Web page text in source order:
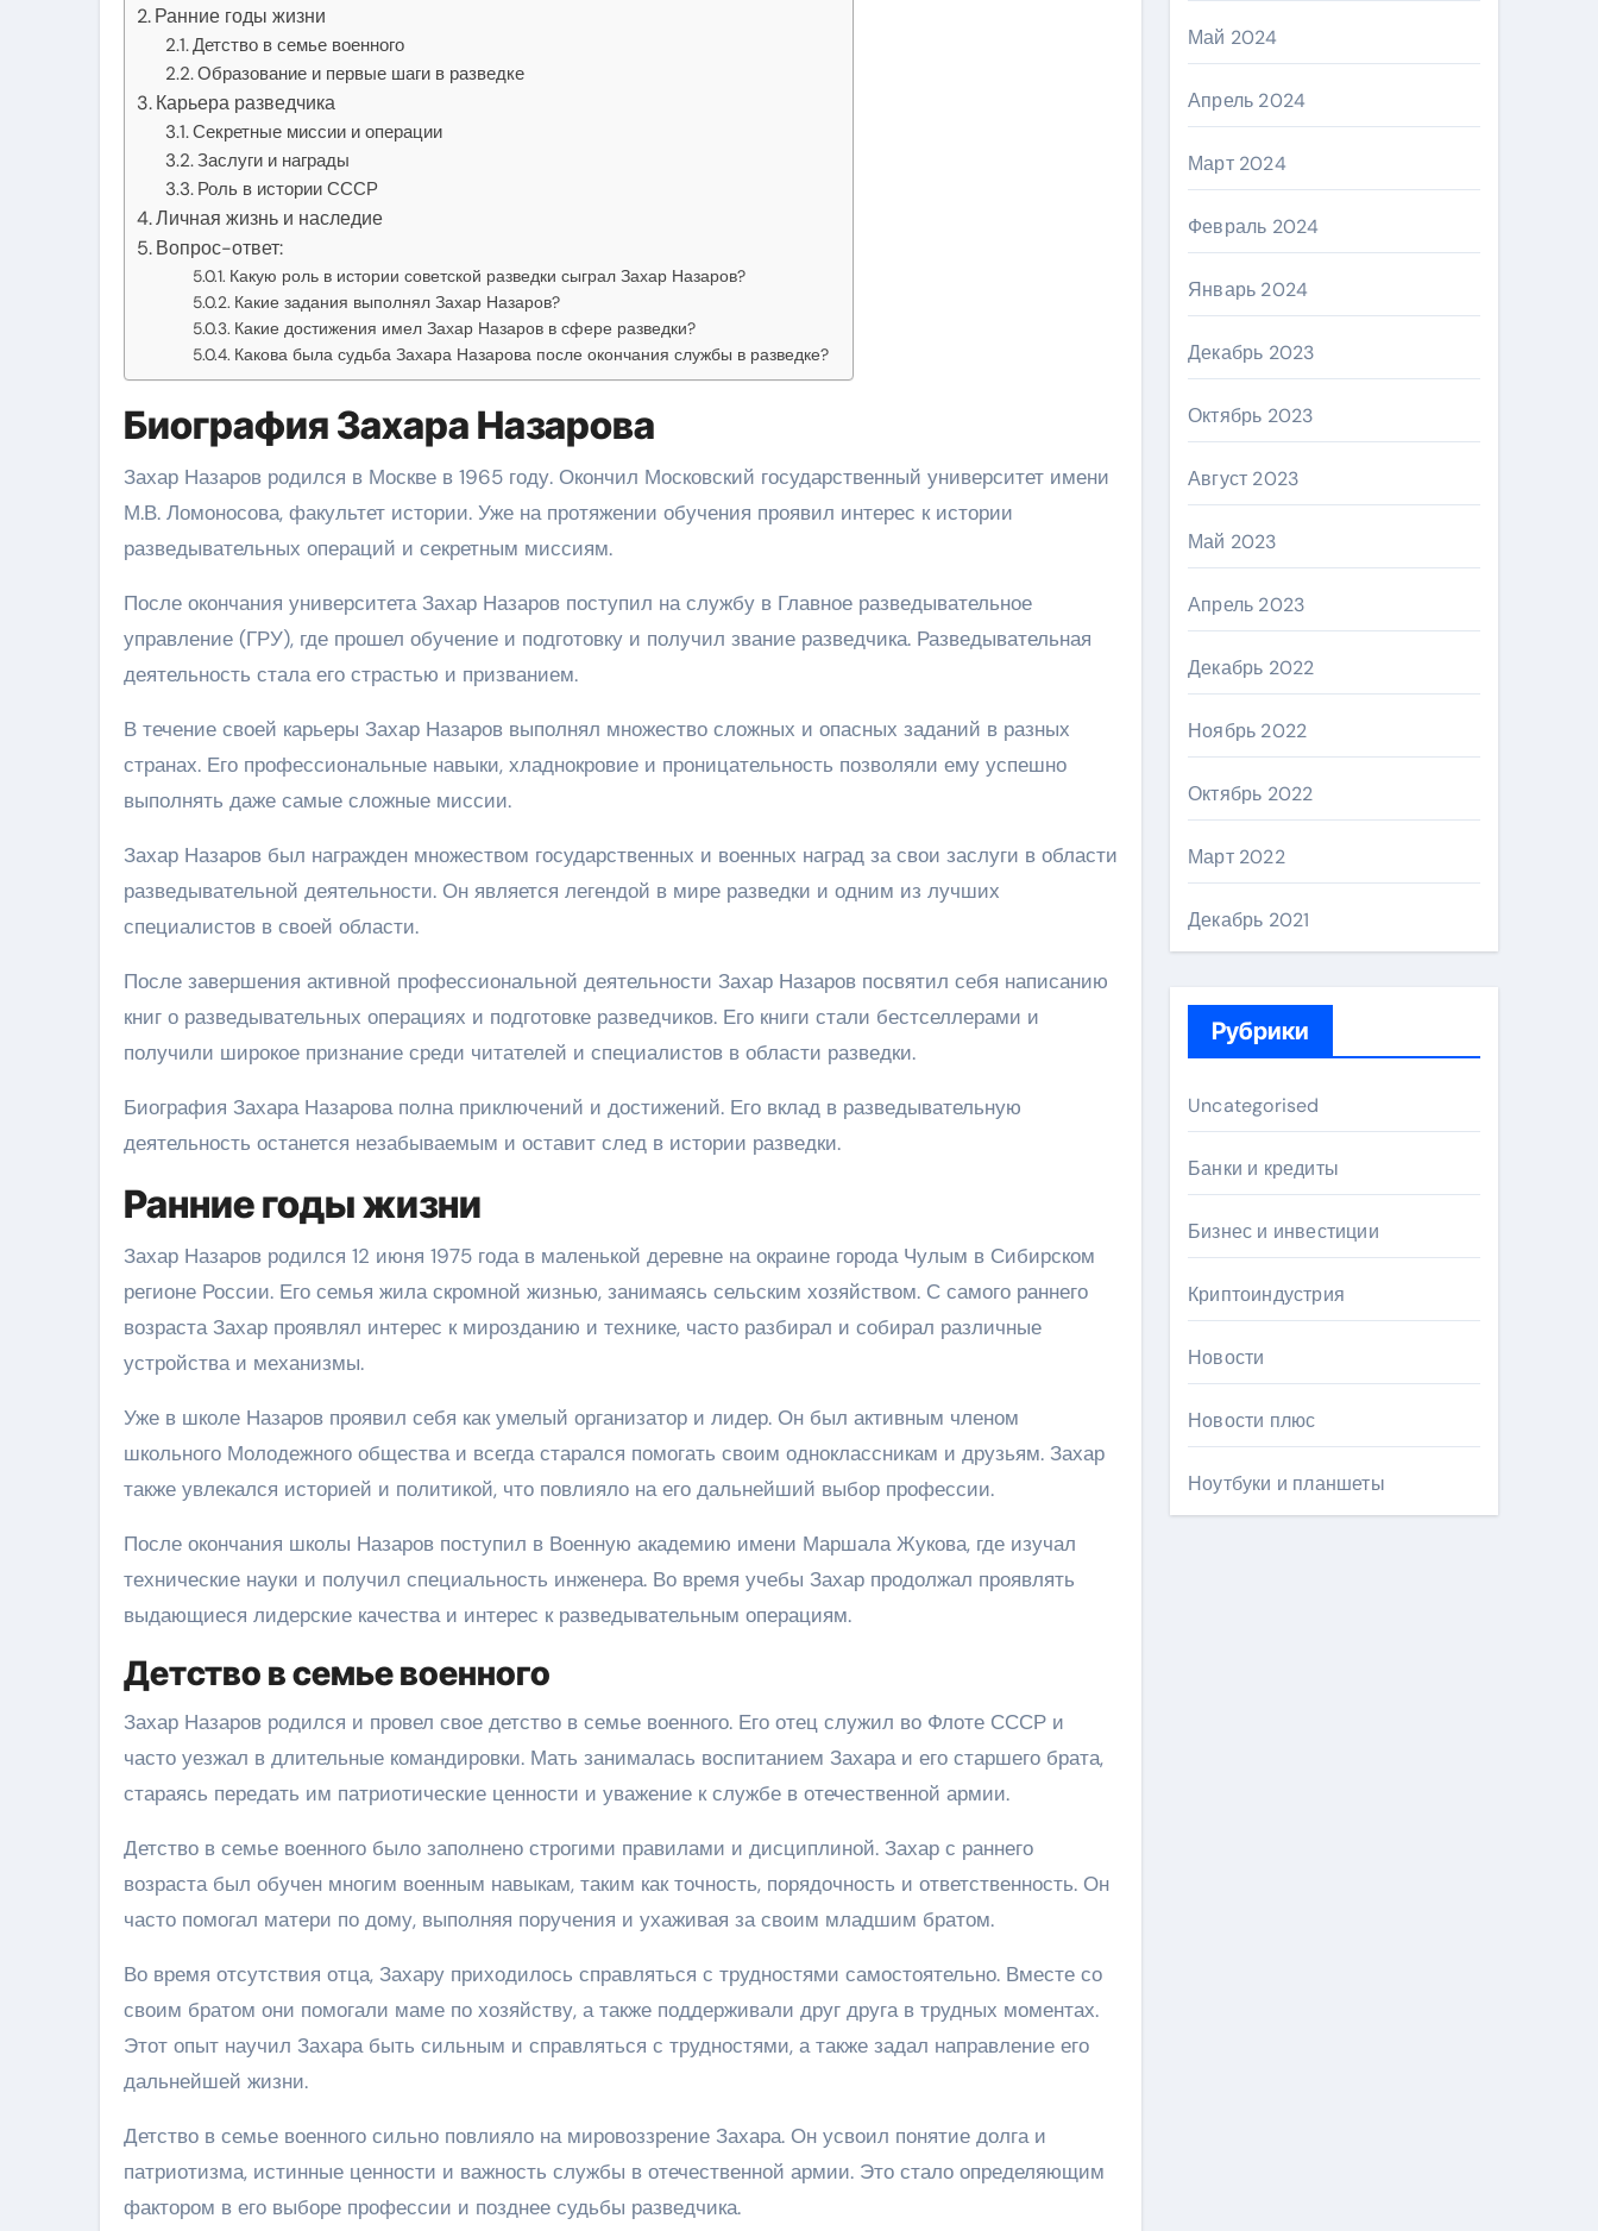
Ранние годы жизни
Детство в семье военного
Образование и первые шаги в разведке
Карьера разведчика
Секретные миссии и операции
Заслуги и награды
Роль в истории СССР
Личная жизнь и наследие
Вопрос-ответ:
Какую роль в истории советской разведки сыграл Захар Назаров?
Какие задания выполнял Захар Назаров?
Какие достижения имел Захар Назаров в сфере разведки?
Какова была судьба Захара Назарова после окончания службы в разведке?
Биография Захара Назарова
Захар Назаров родился в Москве в 1965 году. Окончил Московский государственный университет имени
М.В. Ломоносова, факультет истории. Уже на протяжении обучения проявил интерес к истории
разведывательных операций и секретным миссиям.
После окончания университета Захар Назаров поступил на службу в Главное разведывательное
управление (ГРУ), где прошел обучение и подготовку и получил звание разведчика. Разведывательная
деятельность стала его страстью и призванием.
В течение своей карьеры Захар Назаров выполнял множество сложных и опасных заданий в разных
странах. Его профессиональные навыки, хладнокровие и проницательность позволяли ему успешно
выполнять даже самые сложные миссии.
Захар Назаров был награжден множеством государственных и военных наград за свои заслуги в области
разведывательной деятельности. Он является легендой в мире разведки и одним из лучших
специалистов в своей области.
После завершения активной профессиональной деятельности Захар Назаров посвятил себя написанию
книг о разведывательных операциях и подготовке разведчиков. Его книги стали бестселлерами и
получили широкое признание среди читателей и специалистов в области разведки.
Биография Захара Назарова полна приключений и достижений. Его вклад в разведывательную
деятельность останется незабываемым и оставит след в истории разведки.
Ранние годы жизни
Захар Назаров родился 12 июня 1975 года в маленькой деревне на окраине города Чулым в Сибирском
регионе России. Его семья жила скромной жизнью, занимаясь сельским хозяйством. С самого раннего
возраста Захар проявлял интерес к мирозданию и технике, часто разбирал и собирал различные
устройства и механизмы.
Уже в школе Назаров проявил себя как умелый организатор и лидер. Он был активным членом
школьного Молодежного общества и всегда старался помогать своим одноклассникам и друзьям. Захар
также увлекался историей и политикой, что повлияло на его дальнейший выбор профессии.
После окончания школы Назаров поступил в Военную академию имени Маршала Жукова, где изучал
технические науки и получил специальность инженера. Во время учебы Захар продолжал проявлять
выдающиеся лидерские качества и интерес к разведывательным операциям.
Детство в семье военного
Захар Назаров родился и провел свое детство в семье военного. Его отец служил во Флоте СССР и
часто уезжал в длительные командировки. Мать занималась воспитанием Захара и его старшего брата,
стараясь передать им патриотические ценности и уважение к службе в отечественной армии.
Детство в семье военного было заполнено строгими правилами и дисциплиной. Захар с раннего
возраста был обучен многим военным навыкам, таким как точность, порядочность и ответственность. Он
часто помогал матери по дому, выполняя поручения и ухаживая за своим младшим братом.
Во время отсутствия отца, Захару приходилось справляться с трудностями самостоятельно. Вместе со
своим братом они помогали маме по хозяйству, а также поддерживали друг друга в трудных моментах.
Этот опыт научил Захара быть сильным и справляться с трудностями, а также задал направление его
дальнейшей жизни.
Детство в семье военного сильно повлияло на мировоззрение Захара. Он усвоил понятие долга и
патриотизма, истинные ценности и важность службы в отечественной армии. Это стало определяющим
фактором в его выборе профессии и позднее судьбы разведчика.
Май 2024
Апрель 2024
Март 2024
Февраль 2024
Январь 2024
Декабрь 2023
Октябрь 2023
Август 2023
Май 2023
Апрель 2023
Декабрь 2022
Ноябрь 2022
Октябрь 2022
Март 2022
Декабрь 2021
Рубрики
Uncategorised
Банки и кредиты
Бизнес и инвестиции
Криптоиндустрия
Новости
Новости плюс
Ноутбуки и планшеты